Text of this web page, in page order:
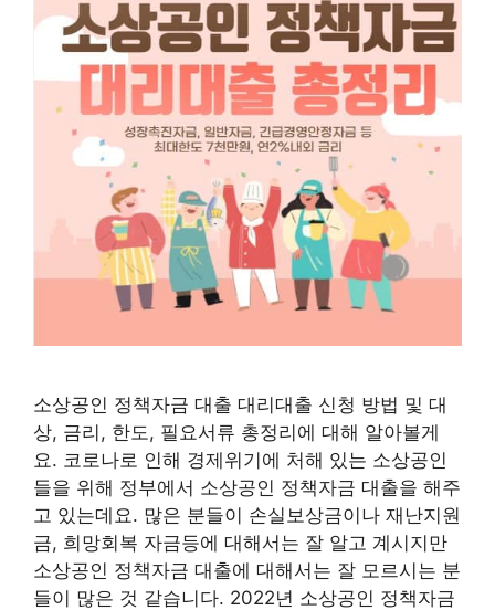
소상공인 정책자금 대출 대리대출 신청 방법 및 대
상, 금리, 한도, 필요서류 총정리에 대해 알아볼게
요. 코로나로 인해 경제위기에 처해 있는 소상공인
들을 위해 정부에서 소상공인 정책자금 대출을 해주
고 있는데요. 많은 분들이 손실보상금이나 재난지원
금, 희망회복 자금등에 대해서는 잘 알고 계시지만
소상공인 정책자금 대출에 대해서는 잘 모르시는 분
들이 많은 것 같습니다. 2022년 소상공인 정책자금